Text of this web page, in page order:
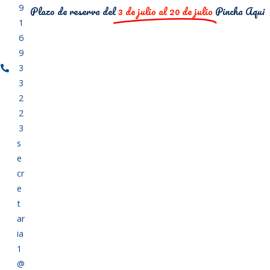
9
1
6
9
3
3
2
2
3
s
e
cr
e
t
ar
ia
1
@
Plazo de reserva del3 de julio al 20 de julio Pincha Aqui